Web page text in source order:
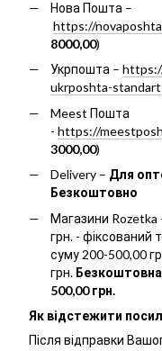
Нова Пошта –
https://
8000,00)
Укрпошта –
ukrposhta-standart
Meest Пошта
- https://
3000,00)
Delivery – Для
Безкоштовно
Магазини Rozetka
грн. - фіксований
суму 200-500,00
грн.
500,00 грн.
Як відстежити
Після відправки